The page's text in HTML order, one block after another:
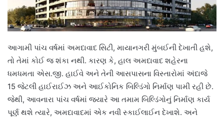
આગામી પાંચ વર્ષમાં અમદાવાદ સિટી, માયાનગરી મુંબઈની દેખાતી હશે,
તો તેમાં કોઈ જ શંકા નથી. કારણ કે, હાલ અમદાવાદ શહેરના
ધમધમતા એસ.જી. હાઈવે અને તેની આસપાસના વિસ્તારોમાં અંદાજે
15 જેટલી હાઈરાઈઝ અને આઈકોનિક બિલ્ડિંગો નિર્માણ પામી રહી છે.
જેથી, આવનારા પાંચ વર્ષમાં જ્યારે આ તમામ બિલ્ડિંગોનું નિર્માણ કાર્ય
પૂર્ણ થશે ત્યારે, અમદાવાદમાં એક નવી સ્કાઈલાઈન દેખાશે. અને